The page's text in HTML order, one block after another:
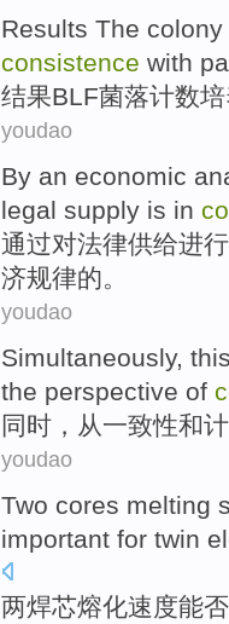
Results The colony
consistence with
结果BLF菌落计数
youdao
By an economic
legal supply is in
通过对法律供给进行
济规律的。
youdao
Simultaneously, this
the perspective of
同时 ， 从一致性和
youdao
Two cores melting
important for twin
两焊芯熔化速度能否